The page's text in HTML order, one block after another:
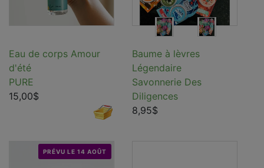
Eau de corps Amour
d'été
PURE
15,00$
Baume à lèvres
Légendaire
Savonnerie Des
Diligences
8,95$
PRÉVU LE 14 AOÛT